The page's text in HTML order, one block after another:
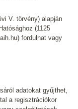
V. törvény) alapján
(1125
fordulhat vagy
adatokat gyűjthet,
a regisztrációkor